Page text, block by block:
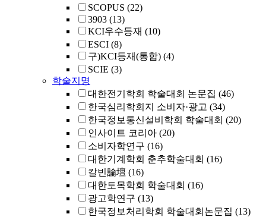
SCOPUS (22)
3903 (13)
KCI우수등재 (10)
ESCI (8)
구)KCI등재(통합) (4)
SCIE (3)
학술지명
대한전기학회 학술대회 논문집 (46)
한국심리학회지 소비자·광고 (34)
한국정보통신설비학회 학술대회 (20)
인사이트 코리아 (20)
소비자학연구 (16)
대한기계학회 춘추학술대회 (16)
칼빈論壇 (16)
대한토목학회 학술대회 (16)
광고학연구 (13)
한국정보처리학회 학술대회논문집 (13)